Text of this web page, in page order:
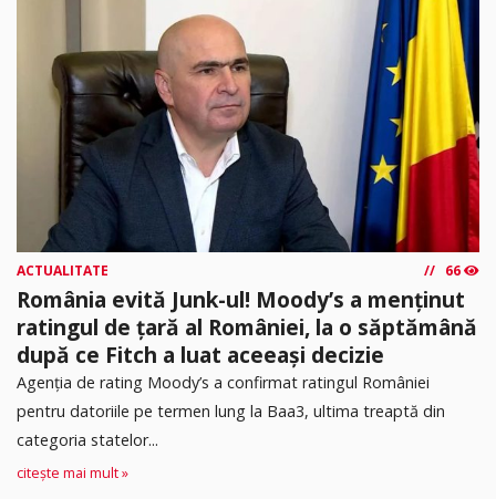
ACTUALITATE 66
România evită Junk-ul! Moody’s a menținut
ratingul de țară al României, la o săptămână
după ce Fitch a luat aceeași decizie
Agenția de rating Moody’s a confirmat ratingul României
pentru datoriile pe termen lung la Baa3, ultima treaptă din
categoria statelor...
citește mai mult »